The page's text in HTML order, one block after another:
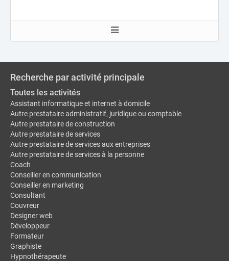
Recherche par activité principale
Toutes les activités
Assistant informatique et internet à domicile
Autre prestataire administratif, juridique ou comptable
Autre prestataire de construction
Autre prestataire de services
Autre prestataire de services aux entreprises
Autre prestataire de services à la personne
Coach
Conseiller en communication
Conseiller en marketing
Consultant
Couvreur
Designer web
Développeur
Formateur
Graphiste
Hypnothérapeute